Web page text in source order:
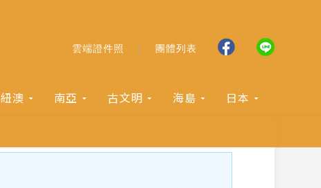
雲端證件照 團體列表
紐澳 南亞 古文明 海島
日本